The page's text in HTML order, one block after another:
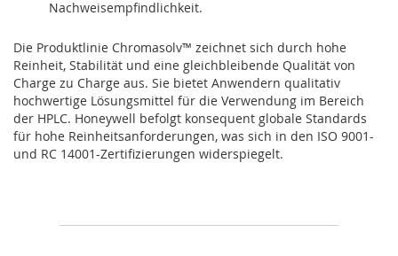
Nachweisempfindlichkeit.
Die Produktlinie Chromasolv™ zeichnet sich durch hohe
Reinheit, Stabilität und eine gleichbleibende Qualität von
Charge zu Charge aus. Sie bietet Anwendern qualitativ
hochwertige Lösungsmittel für die Verwendung im Bereich
der HPLC. Honeywell befolgt konsequent globale Standards
für hohe Reinheitsanforderungen, was sich in den ISO 9001-
und RC 14001-Zertifizierungen widerspiegelt.